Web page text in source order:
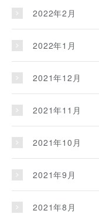
2022年2月
2022年1月
2021年12月
2021年11月
2021年10月
2021年9月
2021年8月